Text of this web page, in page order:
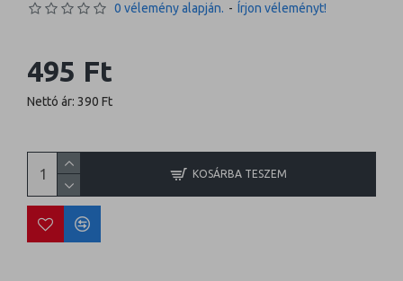
0 vélemény alapján. - Írjon véleményt!
495 Ft
Nettó ár: 390 Ft
KOSÁRBA TESZEM